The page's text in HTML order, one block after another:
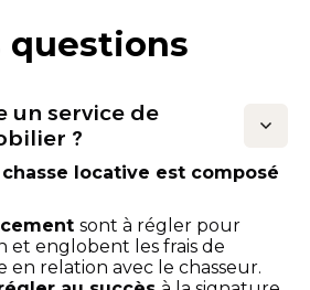
questions
un service de
?
locative est composé
sont à régler pour
et englobent les frais de
en relation avec le chasseur.